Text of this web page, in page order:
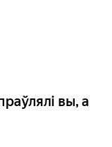
вы, а